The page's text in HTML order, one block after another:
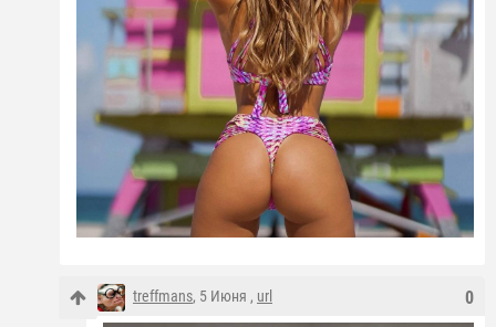
0
treffmans, 5 Июня , url